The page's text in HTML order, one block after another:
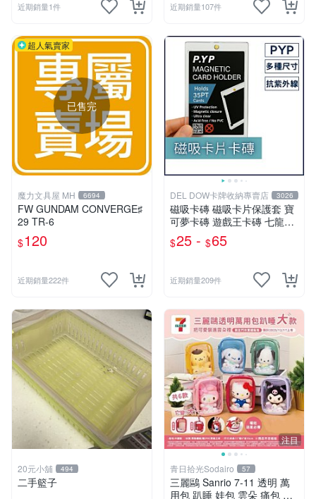
近期銷量1件 近期銷量107件
超人氣賣家
已售完
魔力文具屋 MH 6694
FW GUNDAM CONVERGE♯
29 TR-6
$120
近期銷量222件
DEL DOW卡牌收納專賣店 3026
磁吸卡磚 磁吸卡片保護套 寶
可夢卡磚 遊戲王卡磚 七龍珠
球員卡 球衣卡 35PT 55PT 1
00PT 130PT 180PT
$25 - $65
近期銷量209件
20元小舖 494
二手籃子
注目
青日拾光Sodairo 57
三麗鷗 Sanrio 7-11 透明 萬
用包 趴睡 娃包 雲朵 痛包 大